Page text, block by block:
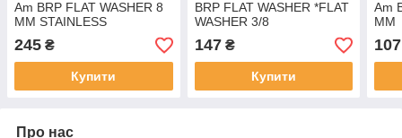
Am BRP FLAT WASHER 8
MM STAINLESS
245 ₴
Купити
BRP FLAT WASHER *FLAT
WASHER 3/8
147₴
Купити
Am
MM
107
Про нас